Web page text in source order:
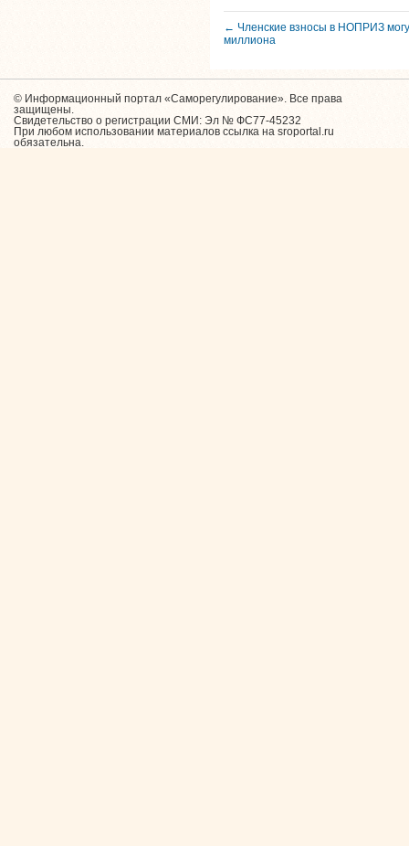
← Членские взносы в НОПРИЗ
миллиона
© Информационный портал «Саморегулирование». Все права
защищены.
Свидетельство о регистрации СМИ: Эл № ФС77-45232
При любом использовании материалов ссылка на sroportal.ru
обязательна.